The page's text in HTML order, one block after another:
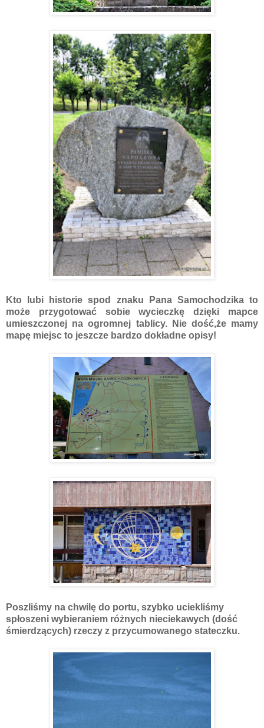
Kto lubi historie spod znaku Pana Samochodzika to
może przygotować sobie wycieczkę dzięki mapce
umieszczonej na ogromnej tablicy. Nie dość,że mamy
mapę miejsc to jeszcze bardzo dokładne opisy!
Poszliśmy na chwilę do portu, szybko uciekliśmy
spłoszeni wybieraniem różnych nieciekawych (dość
śmierdzących) rzeczy z przycumowanego stateczku.